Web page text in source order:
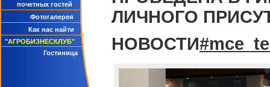
почетных гостей
Фотогалерея
Как нас найти
"АГРОБИЗНЕСКЛУБ"
Гостиница
ЛИЧНОГО
НОВОСТИ